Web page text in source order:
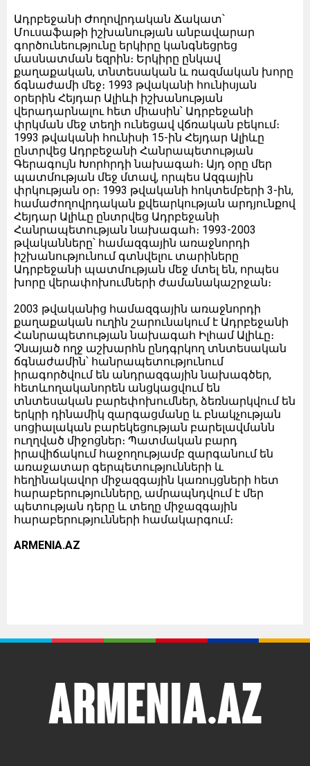
Ադրբեջանի Ժողովրդական Ճակատ՝
Մուսաֆաթի իշխանության անբավարար
գործունեությունը երկիրը կանգնեցրեց
մասնատման եզրին։ Երկիրը ընկավ
քաղաքական, տնտեսական և ռազմական խորը
ճգնաժամի մեջ։ 1993 թվականի հունիսյան
օրերին Հեյդար Ալիևի իշխանության
վերադարնալու հետ միասին՝ Ադրբեջանի
փրկման մեջ տեղի ունեցավ վճռական բեկում։
1993 թվականի հունիսի 15-ին Հեյդար Ալիևը
ընտրվեց Ադրբեջանի Հանրապետության
Գերագույն Խորհրդի նախագահ։ Այդ օրը մեր
պատմության մեջ մտավ, որպես Ազգային
փրկության օր։ 1993 թվականի հոկտեմբերի 3-ին,
համաժողովրդական քվեարկության արդյունքով
Հեյդար Ալիևը ընտրվեց Ադրբեջանի
Հանրապետության նախագահ։ 1993-2003
թվականները՝ համազգային առաջնորդի
իշխանությունում գտնվելու տարիները
Ադրբեջանի պատմության մեջ մտել են, որպես
խորը վերափոխումների ժամանակաշրջան։
2003 թվականից համազգային առաջնորդի
քաղաքական ուղին շարունակում է Ադրբեջանի
Հանրապետության նախագահ Իլհամ Ալիևը։
Չնայած ողջ աշխարհն ընդգրկող տնտեսական
ճգնաժամին՝ հանրապետությունում
իրագործվում են անդրազգային նախագծեր,
հետևողականորեն անցկացվում են
տնտեսական բարեփոխումներ, ձեռնարկվում են
երկրի դինամիկ զարգացմանը և բնակչության
սոցիալական բարեկեցության բարելավմանն
ուղղված միջոցներ։ Պատմական բարդ
իրավիճակում հաջողությամբ զարգանում են
առաջատար գերպետությունների և
հեղինակավոր միջազգային կառույցների հետ
հարաբերությունները, ամրապնդվում է մեր
պետության դերը և տեղը միջազգային
հարաբերությունների համակարգում։
ARMENIA.AZ